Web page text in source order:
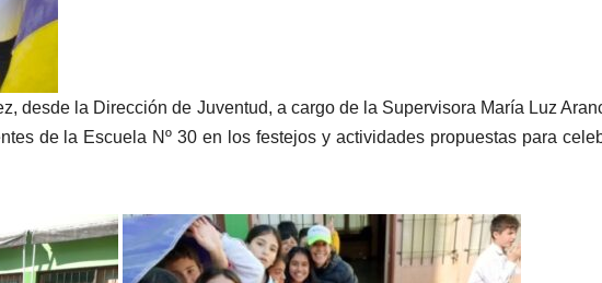
desde la Dirección de Juventud, a cargo de la Supervisora María Luz
de la Escuela Nº 30 en los festejos y actividades propuestas para